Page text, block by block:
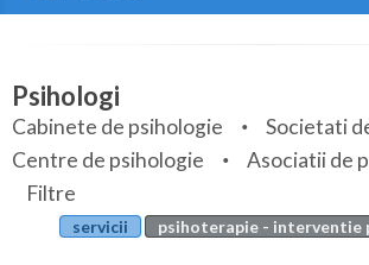
Arges
Bihor
Bistrita-Nasaud
Botosani
Specialitati
Servicii
Articole
Evenimente
Psihologi
Cabinete de psihologie
Societati
Centre de psihologie
Asociatii de
Filtre
servicii
psihoterapie - interventie